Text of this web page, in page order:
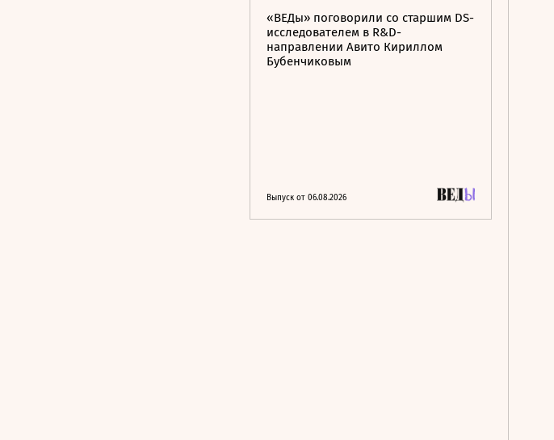
«ВЕДы» поговорили со старшим DS-
исследователем в R&D-
направлении Авито Кириллом
Бубенчиковым
Выпуск от 06.08.2026